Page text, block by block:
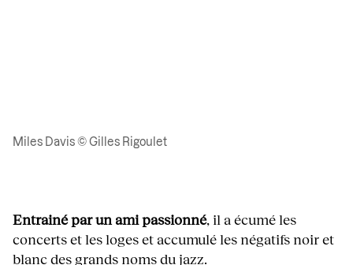
Miles Davis © Gilles Rigoulet
Entrainé par un ami passionné, il a écumé les
concerts et les loges et accumulé les négatifs noir et
blanc des grands noms du jazz.